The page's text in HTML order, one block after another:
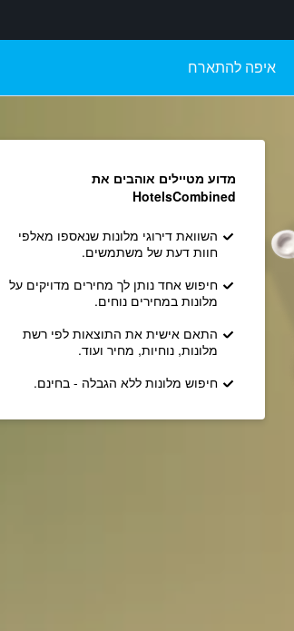
איפה להתארח
מדוע מטיילים אוהבים את
HotelsCombined
השוואת דירוגי מלונות שנאספו מאלפי
חוות דעת של משתמשים.
חיפוש אחד נותן לך מחירים מדויקים על
מלונות במחירים נוחים.
התאם אישית את התוצאות לפי רשת
מלונות, נוחיות, מחיר ועוד.
חיפוש מלונות ללא הגבלה - בחינם.